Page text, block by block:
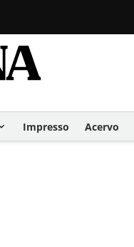
Impresso Acervo